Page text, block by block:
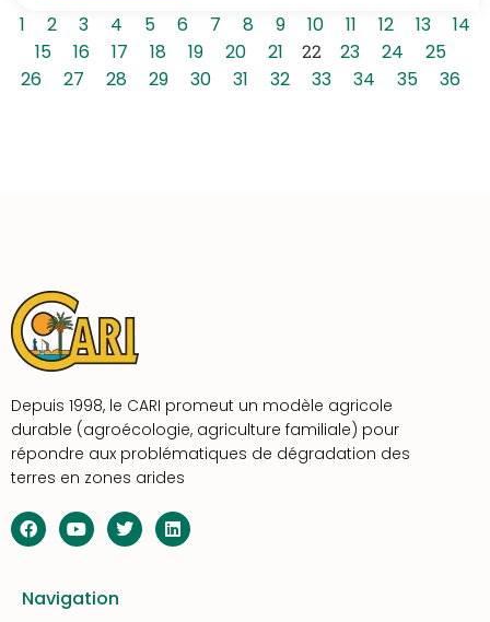
1 2 3 4 5 6 7 8 9 10 11 12 13
14
15
16 17 18 19 20 21 22 23 24
25
26
27 28 29 30 31 32 33 34 35 36
Depuis 1998, le CARI promeut un modèle agricole
durable (agroécologie, agriculture familiale) pour
répondre aux problématiques de dégradation des
terres en zones arides
Navigation